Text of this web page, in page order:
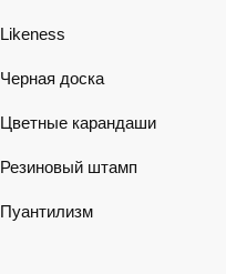
Likeness
Черная доска
Цветные карандаши
Резиновый штамп
Пуантилизм